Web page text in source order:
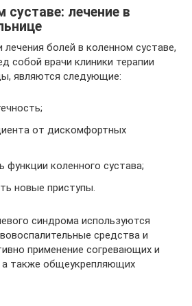
суставе: лечение в
болей в коленном суставе,
собой врачи клиники терапии
являются следующие:
от дискомфортных
функции коленного сустава;
новые приступы.
синдрома используются
средства и
применение согревающих и
также общеукрепляющих